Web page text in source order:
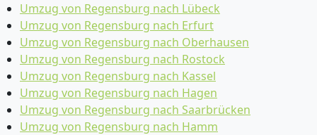
Umzug von Regensburg nach Lübeck
Umzug von Regensburg nach Erfurt
Umzug von Regensburg nach Oberhausen
Umzug von Regensburg nach Rostock
Umzug von Regensburg nach Kassel
Umzug von Regensburg nach Hagen
Umzug von Regensburg nach Saarbrücken
Umzug von Regensburg nach Hamm